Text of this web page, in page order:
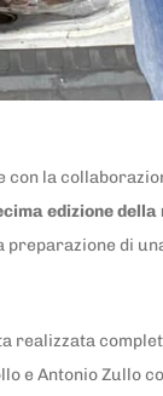
con la
edizionedella
di
realizzata
e Antonio Zullo